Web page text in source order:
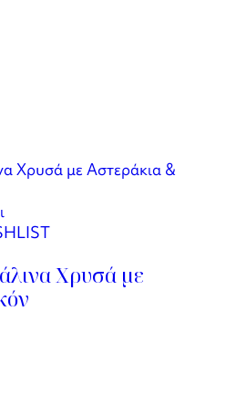
Χρυσά με